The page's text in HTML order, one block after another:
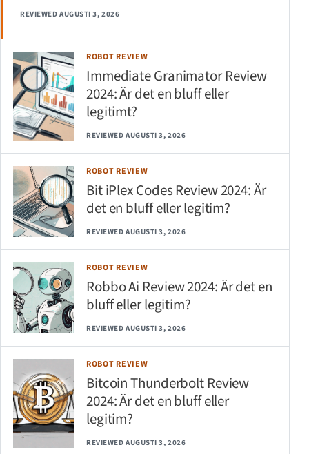
REVIEWED AUGUSTI 3, 2026
ROBOT REVIEW
Immediate Granimator Review
2024: Är det en bluff eller
legitimt?
REVIEWED AUGUSTI 3, 2026
ROBOT REVIEW
Bit iPlex Codes Review 2024: Är
det en bluff eller legitim?
REVIEWED AUGUSTI 3, 2026
ROBOT REVIEW
Robbo Ai Review 2024: Är det en
bluff eller legitim?
REVIEWED AUGUSTI 3, 2026
ROBOT REVIEW
Bitcoin Thunderbolt Review
2024: Är det en bluff eller
legitim?
REVIEWED AUGUSTI 3, 2026